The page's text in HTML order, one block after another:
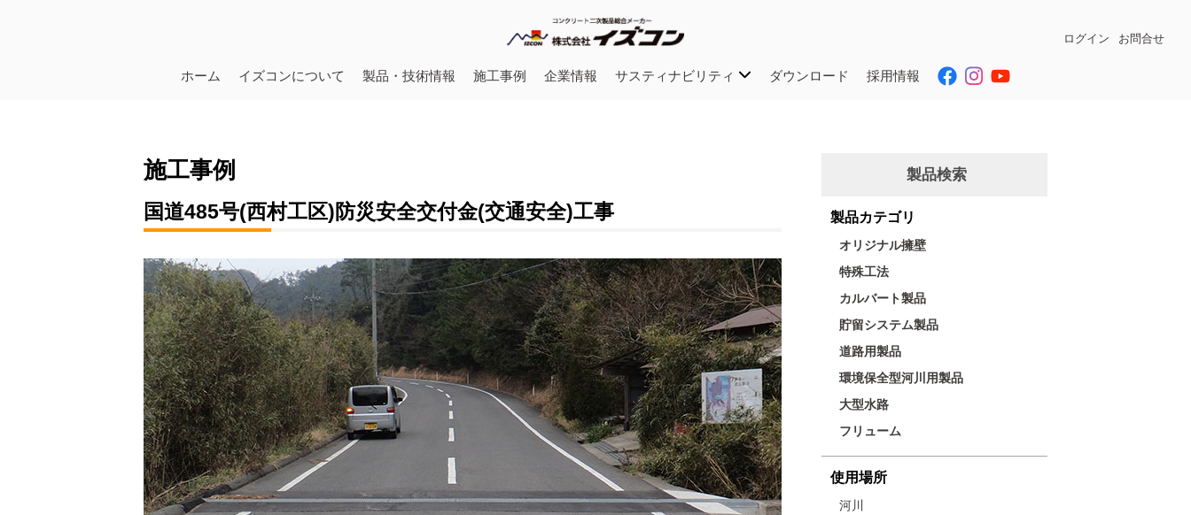
ログイン お問合せ
ホーム イズコンについて 製品・技術情報 施工事例 企業情報 サスティナビリティ ダウンロード 採用情報
施工事例
国道485号(西村工区)防災安全交付金(交通安全)工事
製品検索
製品カテゴリ
オリジナル擁壁
特殊工法
カルバート製品
貯留システム製品
道路用製品
環境保全型河川用製品
大型水路
フリューム
使用場所
河川